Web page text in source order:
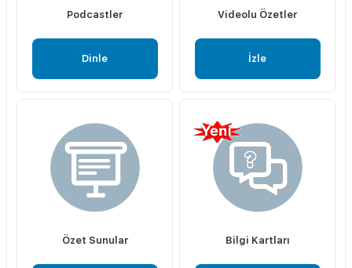
Podcastler
Dinle
Videolu Özetler
İzle
Özet Sunular Bilgi Kartları